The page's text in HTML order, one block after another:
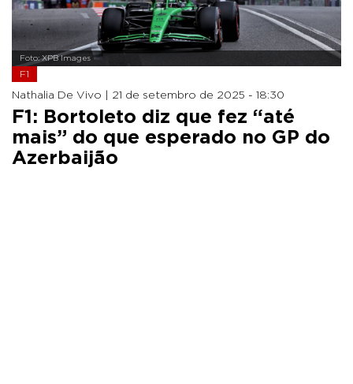
Foto: XPB Images
F1
Nathalia De Vivo | 21 de setembro de 2025 - 18:30
F1: Bortoleto diz que fez “até
mais” do que esperado no GP do
Azerbaijão